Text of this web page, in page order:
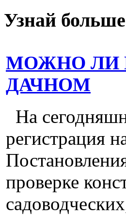
Узнай больше
МОЖНО ЛИ
ДАЧНОМ
На
регистрация
проверке